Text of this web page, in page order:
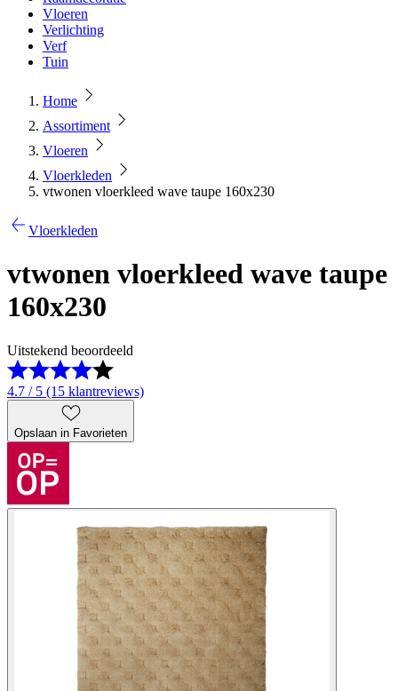
Vloeren
Verlichting
Verf
Tuin
Home
Assortiment
Vloeren
Vloerkleden
vtwonen vloerkleed wave taupe 160x230
Vloerkleden
vtwonen vloerkleed wave taupe
160x230
Uitstekend beoordeeld
4.7 / 5 (15 klantreviews)
Opslaan in Favorieten